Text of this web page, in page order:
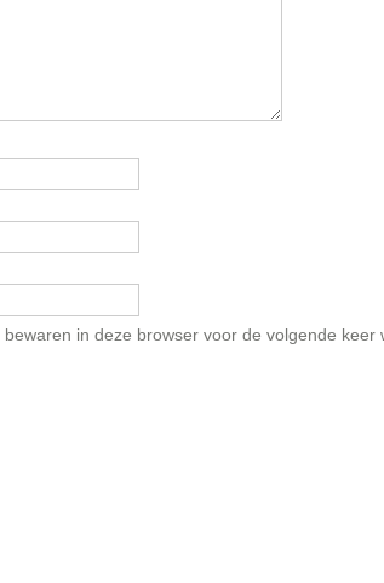
in deze browser voor de volgende keer